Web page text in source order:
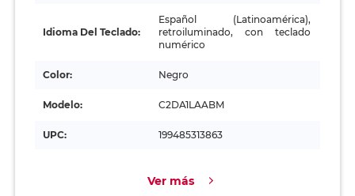
Idioma Del Teclado:
Español (Latinoamérica),
retroiluminado, con teclado
numérico
Color: Negro
Modelo: C2DA1LAABM
UPC: 199485313863
Ver más